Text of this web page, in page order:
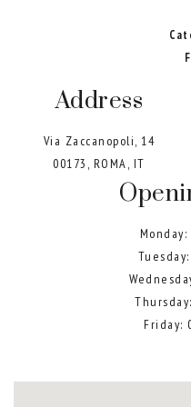
Address
Via Zaccanopoli, 14
00173, ROMA, IT
Friday: